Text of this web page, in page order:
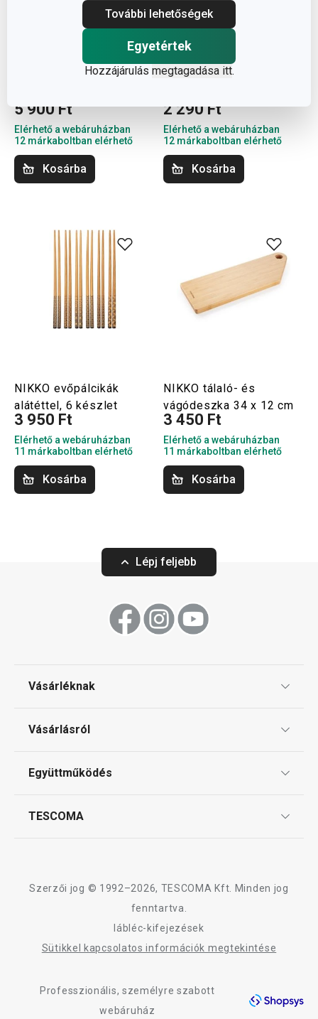
További lehetőségek
Egyetértek
Hozzájárulás megtagadása itt.
GrandCHEF tál ø 18 cm,
5 900 Ft
Elérhető a webáruházban
12 márkaboltban elérhető
Kosárba
FRESCO mélytányér
2 290 Ft
Elérhető a webáruházban
12 márkaboltban elérhető
Kosárba
NIKKO evőpálcikák
alátéttel, 6 készlet
3 950 Ft
Elérhető a webáruházban
11 márkaboltban elérhető
Kosárba
NIKKO tálaló- és
vágódeszka 34 x 12 cm
3 450 Ft
Elérhető a webáruházban
11 márkaboltban elérhető
Kosárba
Lépj feljebb
Vásárléknak
Gyakori kérdések
Vásárlásról
Reklamáció és termékvisszaküldés
Együttműködés
TESCOMA
Adatkezelési Tájékoztató
Szerzői jog © 1992–2026, TESCOMA Kft. Minden jog
fenntartva.
lábléc-kifejezések
Sütikkel kapcsolatos információk megtekintése
Professzionális, személyre szabott
webáruház